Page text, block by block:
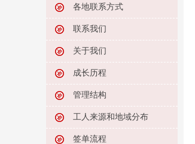
各地联系方式
联系我们
关于我们
成长历程
管理结构
工人来源和地域分布
签单流程